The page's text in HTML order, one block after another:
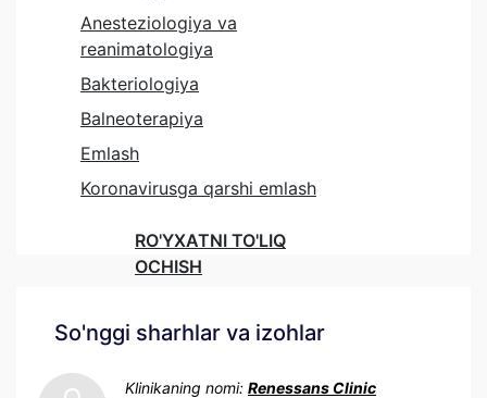
Anesteziologiya va
reanimatologiya
Bakteriologiya
Balneoterapiya
Emlash
Koronavirusga qarshi emlash
RO'YXATNI TO'LIQ
OCHISH
So'nggi sharhlar va izohlar
Klinikaning nomi: Renessans Clinic